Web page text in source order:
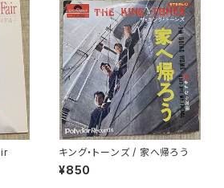
キング・トーンズ / 家へ帰ろう
¥850